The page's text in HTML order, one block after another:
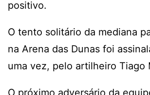
positivo.
O tento solitário da mediana
na Arena das Dunas foi
uma vez, pelo artilheiro Tiago
O próximo adversário da